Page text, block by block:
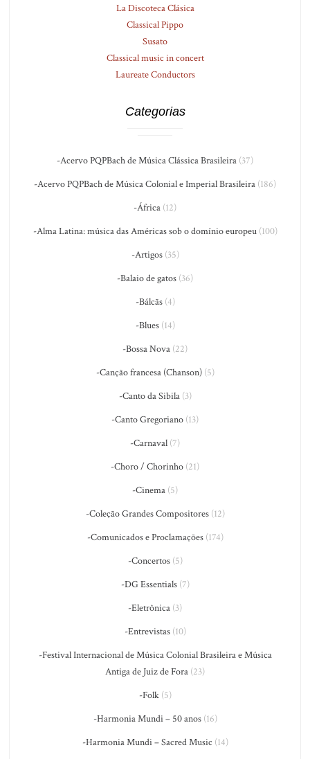
La Discoteca Clásica
Classical Pippo
Susato
Classical music in concert
Laureate Conductors
Categorias
-Acervo PQPBach de Música Clássica Brasileira (37)
-Acervo PQPBach de Música Colonial e Imperial Brasileira (186)
-África (12)
-Alma Latina: música das Américas sob o domínio europeu(100)
-Artigos(35)
-Balaio de gatos (36)
-Bálcãs(4)
-Blues(14)
-Bossa Nova (22)
-Canção francesa (Chanson)(5)
-Canto da Sibila(3)
-Canto Gregoriano (13)
-Carnaval (7)
-Choro / Chorinho (21)
-Cinema (5)
-Coleção Grandes Compositores(12)
-Comunicados e Proclamações(174)
-Concertos(5)
-DG Essentials(7)
-Eletrônica (3)
-Entrevistas(10)
-Festival Internacional de Música Colonial Brasileira e Música
Antiga de Juiz de Fora (23)
-Folk(5)
-Harmonia Mundi – 50 anos(16)
-Harmonia Mundi – Sacred Music (14)